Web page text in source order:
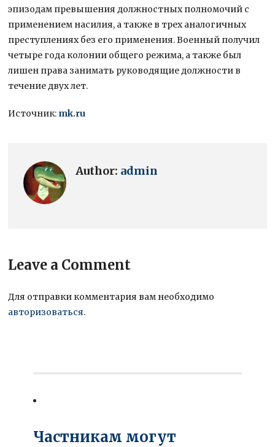
эпизодам превышения должностных полномочий с
применением насилия, а также в трех аналогичных
преступлениях без его применения. Военный получил
четыре года колонии общего режима, а также был
лишен права занимать руководящие должности в
течение двух лет.
Источник: mk.ru
Author: admin
Leave a Comment
Для отправки комментария вам необходимо
авторизоваться.
Частникам могут